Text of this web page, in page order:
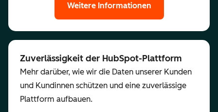
Weitere Informationen
Zuverlässigkeit der HubSpot-Plattform
Mehr darüber, wie wir die Daten unserer Kunden
und Kundinnen schützen und eine zuverlässige
Plattform aufbauen.